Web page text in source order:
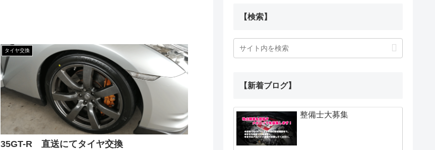
タイヤ交換
35GT-R 直送にてタイヤ交換
【検索】
【新着ブログ】
整備士大募集